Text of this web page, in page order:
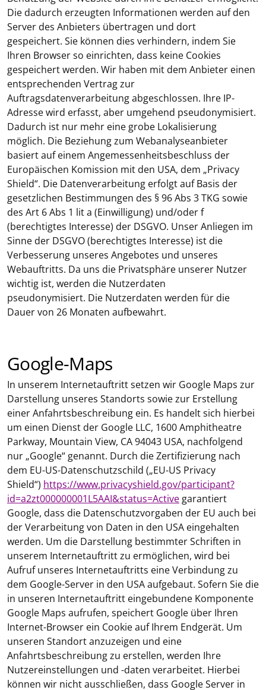
Die dadurch erzeugten Informationen werden auf den
Server des Anbieters übertragen und dort
gespeichert. Sie können dies verhindern, indem Sie
Ihren Browser so einrichten, dass keine Cookies
gespeichert werden. Wir haben mit dem Anbieter einen
entsprechenden Vertrag zur
Auftragsdatenverarbeitung abgeschlossen. Ihre IP-
Adresse wird erfasst, aber umgehend pseudonymisiert.
Dadurch ist nur mehr eine grobe Lokalisierung
möglich. Die Beziehung zum Webanalyseanbieter
basiert auf einem Angemessenheitsbeschluss der
Europäischen Komission mit den USA, dem „Privacy
Shield“. Die Datenverarbeitung erfolgt auf Basis der
gesetzlichen Bestimmungen des § 96 Abs 3 TKG sowie
des Art 6 Abs 1 lit a (Einwilligung) und/oder f
(berechtigtes Interesse) der DSGVO. Unser Anliegen im
Sinne der DSGVO (berechtigtes Interesse) ist die
Verbesserung unseres Angebotes und unseres
Webauftritts. Da uns die Privatsphäre unserer Nutzer
wichtig ist, werden die Nutzerdaten
pseudonymisiert. Die Nutzerdaten werden für die
Dauer von 26 Monaten aufbewahrt.
Google-Maps
In unserem Internetauftritt setzen wir Google Maps zur
Darstellung unseres Standorts sowie zur Erstellung
einer Anfahrtsbeschreibung ein. Es handelt sich hierbei
um einen Dienst der Google LLC, 1600 Amphitheatre
Parkway, Mountain View, CA 94043 USA, nachfolgend
nur „Google“ genannt. Durch die Zertifizierung nach
dem EU-US-Datenschutzschild („EU-US Privacy
Shield“) https://www.privacyshield.gov/participant?
id=a2zt000000001L5AAI&status=Active garantiert
Google, dass die Datenschutzvorgaben der EU auch bei
der Verarbeitung von Daten in den USA eingehalten
werden. Um die Darstellung bestimmter Schriften in
unserem Internetauftritt zu ermöglichen, wird bei
Aufruf unseres Internetauftritts eine Verbindung zu
dem Google-Server in den USA aufgebaut. Sofern Sie die
in unseren Internetauftritt eingebundene Komponente
Google Maps aufrufen, speichert Google über Ihren
Internet-Browser ein Cookie auf Ihrem Endgerät. Um
unseren Standort anzuzeigen und eine
Anfahrtsbeschreibung zu erstellen, werden Ihre
Nutzereinstellungen und -daten verarbeitet. Hierbei
können wir nicht ausschließen, dass Google Server in